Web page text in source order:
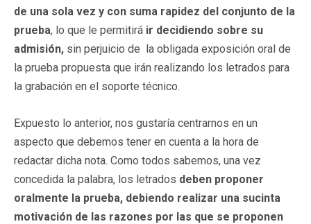
de una sola vez y con suma rapidez del conjunto de la
prueba, lo que le permitirá ir decidiendo sobre su
admisión, sin perjuicio de la obligada exposición oral de
la prueba propuesta que irán realizando los letrados para
la grabación en el soporte técnico.
Expuesto lo anterior, nos gustaría centrarnos en un
aspecto que debemos tener en cuenta a la hora de
redactar dicha nota. Como todos sabemos, una vez
concedida la palabra, los letrados deben proponer
oralmente la prueba, debiendo realizar una sucinta
motivación de las razones por las que se proponen